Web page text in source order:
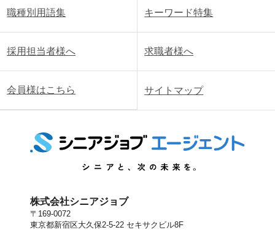
職種別用語集 キーワード特集
採用担当者様へ 求職者様へ
会員様はこちら サイトマップ
株式会社シニアジョブ
〒169-0072
東京都新宿区大久保2-5-22 セキサクビル8F